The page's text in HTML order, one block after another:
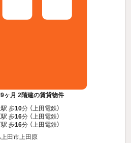
ヶ月 2階建の賃貸物件
歩10分 （上田電鉄）
歩16分 （上田電鉄）
歩16分 （上田電鉄）
田市上田原